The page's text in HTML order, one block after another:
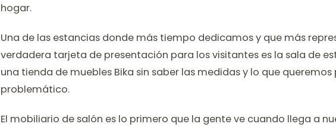
hogar.
Una de las estancias donde más tiempo dedicamos y que más
verdadera tarjeta de presentación para los visitantes es la sala de
una tienda de muebles Bika sin saber las medidas y lo que
problemático.
El mobiliario de salón es lo primero que la gente ve cuando llega a